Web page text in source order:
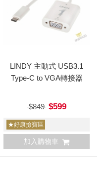
LINDY 主動式 USB3.1
Type-C to VGA轉接器
$849$599
★好康撿寶區
加入購物車